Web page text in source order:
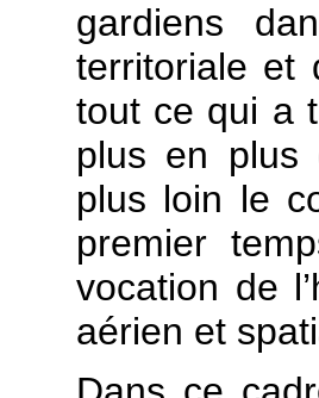
gardiens
territoriale et
tout ce qui a
plus en plus
plus loin le
premier
vocation de
aérien et